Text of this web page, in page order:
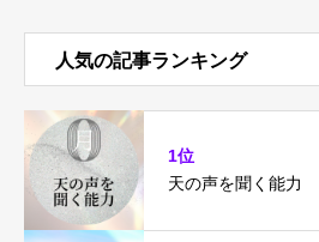
人気の記事ランキング
1位
天の声を聞く能力